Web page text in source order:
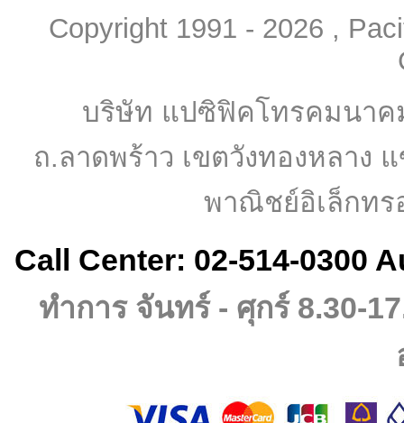
Copyright 1991 - 2026 ,
บริษัท แปซิฟิคโทรคมนาค
ถ.ลาดพร้าว เขตวังทองหลาง
พาณิชย์อิเล็กท
Call Center: 02-514-0300
ทำการ จันทร์ - ศุกร์ 8.30-